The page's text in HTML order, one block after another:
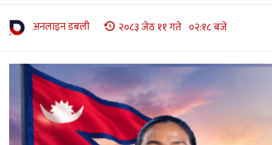
अनलाइन डबली २०८३ जेठ ११ गते ०२:१८ बजे